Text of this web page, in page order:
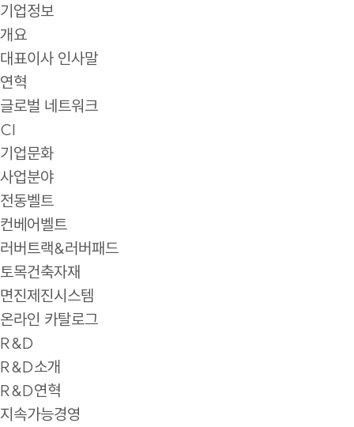
기업정보
개요
대표이사 인사말
연혁
글로벌 네트워크
CI
기업문화
사업분야
전동벨트
컨베어벨트
러버트랙&러버패드
토목건축자재
면진제진시스템
온라인 카탈로그
R&D
R&D소개
R&D연혁
지속가능경영